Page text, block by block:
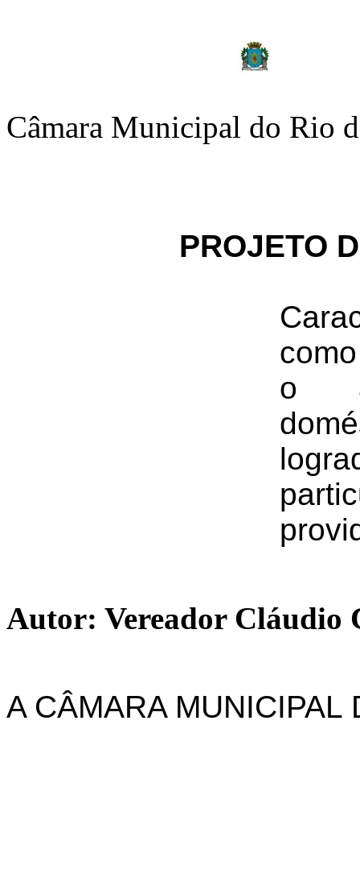
Câmara Municipal do Rio
PROJETO
o
Autor: Vereador Cláudio
A CÂMARA MUNICIPAL